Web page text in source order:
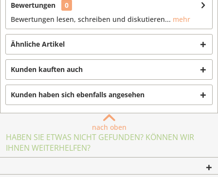
Bewertungen
0
Bewertungen lesen, schreiben und diskutieren... mehr
Ähnliche Artikel
Kunden kauften auch
Kunden haben sich ebenfalls angesehen
nach oben
HABEN SIE ETWAS NICHT GEFUNDEN? KÖNNEN WIR
IHNEN WEITERHELFEN?